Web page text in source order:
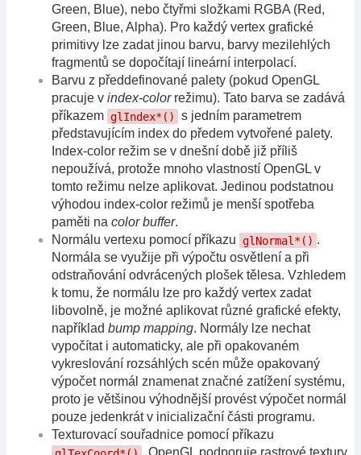
Green, Blue), nebo čtyřmi složkami RGBA (Red,
Green, Blue, Alpha). Pro každý vertex grafické
primitivy lze zadat jinou barvu, barvy mezilehlých
fragmentů se dopočítají lineární interpolací.
Barvu z předdefinované palety (pokud OpenGL
pracuje v index-colorrežimu). Tato barva se zadává
příkazem glIndex*()
s jedním parametrem
představujícím index do předem vytvořené palety.
Index-color režim se v dnešní době již příliš
nepoužívá, protože mnoho vlastností OpenGL v
tomto režimu nelze aplikovat. Jedinou podstatnou
výhodou index-color režimů je menší spotřeba
paměti na color buffer.
Normálu vertexu pomocí příkazu
glNormal*() .
Normála se využije při výpočtu osvětlení a při
odstraňování odvrácených plošek tělesa. Vzhledem
k tomu, že normálu lze pro každý vertex zadat
libovolně, je možné aplikovat různé grafické efekty,
například bump mapping. Normály lze nechat
vypočítat i automaticky, ale při opakovaném
vykreslování rozsáhlých scén může opakovaný
výpočet normál znamenat značné zatížení systému,
proto je většinou výhodnější provést výpočet normál
pouze jedenkrát v inicializační části programu.
Texturovací souřadnice pomocí příkazu